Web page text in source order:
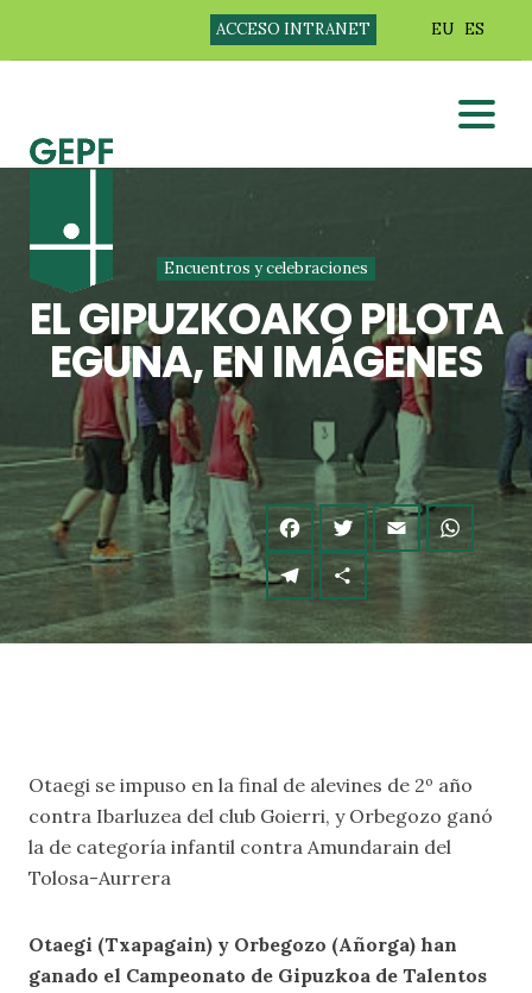
ACCESO INTRANET EU ES
Encuentros y celebraciones
EL GIPUZKOAKO PILOTA
EGUNA, EN IMÁGENES
Otaegi se impuso en la final de alevines de 2º año
contra Ibarluzea del club Goierri, y Orbegozo ganó
la de categoría infantil contra Amundarain del
Tolosa-Aurrera
Otaegi (Txapagain) y Orbegozo (Añorga) han
ganado el Campeonato de Gipuzkoa de Talentos